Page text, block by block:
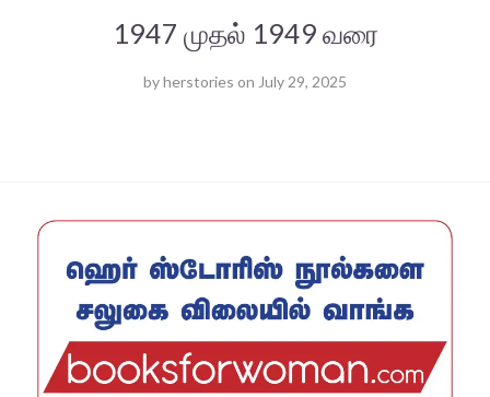
1947 முதல் 1949 வரை
byherstories on July 29, 2025